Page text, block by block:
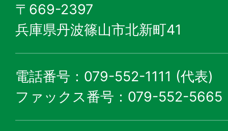
〒669-2397
兵庫県丹波篠山市北新町41
電話番号：079-552-1111 (代表)
ファックス番号：079-552-5665